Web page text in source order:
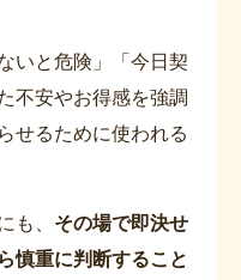
いと危険」「今日契
不安やお得感を強調
せるために使われる
も、 その場で即決せ
慎重に判断すること